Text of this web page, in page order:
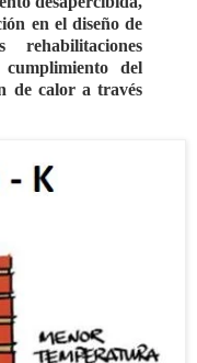
en el diseño de
del
de calor a través